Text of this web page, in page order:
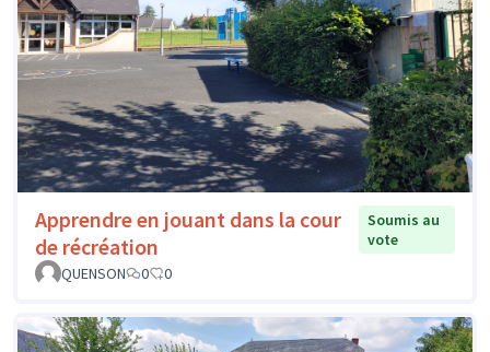
Apprendre en jouant dans la cour
de récréation
Soumis au
vote
QUENSON
0 0